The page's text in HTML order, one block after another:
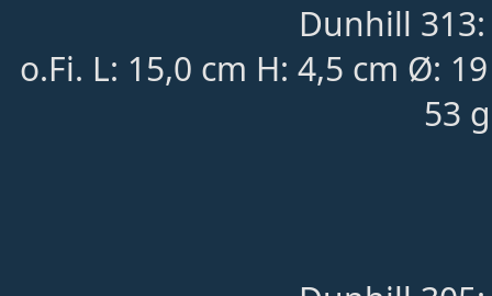
Dunhill
o.Fi. L: 15,0 cm H: 4,5 cm Ø:
53